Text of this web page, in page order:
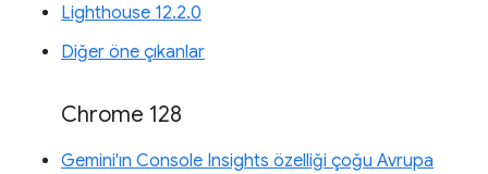
Lighthouse 12.2.0
Diğer öne çıkanlar
Chrome 128
Gemini'ın Console Insights özelliği çoğu Avrupa